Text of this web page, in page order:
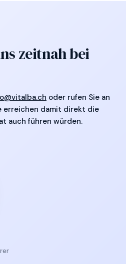
zeitnah bei
oder rufen Sie an
erreichen damit direkt die
auch führen würden.